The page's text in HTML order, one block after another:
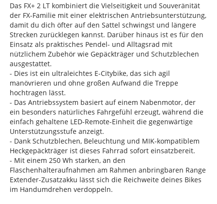
Das FX+ 2 LT kombiniert die Vielseitigkeit und Souveränität
der FX-Familie mit einer elektrischen Antriebsunterstützung,
damit du dich öfter auf den Sattel schwingst und längere
Strecken zurücklegen kannst. Darüber hinaus ist es für den
Einsatz als praktisches Pendel- und Alltagsrad mit
nützlichem Zubehör wie Gepäckträger und Schutzblechen
ausgestattet.
- Dies ist ein ultraleichtes E-Citybike, das sich agil
manövrieren und ohne großen Aufwand die Treppe
hochtragen lässt.
- Das Antriebssystem basiert auf einem Nabenmotor, der
ein besonders natürliches Fahrgefühl erzeugt, während die
einfach gehaltene LED-Remote-Einheit die gegenwärtige
Unterstützungsstufe anzeigt.
- Dank Schutzblechen, Beleuchtung und MIK-kompatiblem
Heckgepäckträger ist dieses Fahrrad sofort einsatzbereit.
- Mit einem 250 Wh starken, an den
Flaschenhalteraufnahmen am Rahmen anbringbaren Range
Extender-Zusatzakku lässt sich die Reichweite deines Bikes
im Handumdrehen verdoppeln.